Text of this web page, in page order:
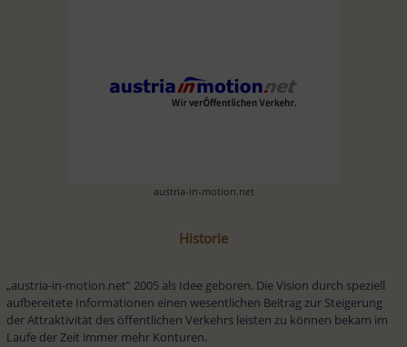
austria-in-motion.net
Historie
„austria-in-motion.net” 2005 als Idee geboren. Die Vision durch speziell
aufbereitete Informationen einen wesentlichen Beitrag zur Steigerung
der Attraktivität des öffentlichen Verkehrs leisten zu können bekam im
Laufe der Zeit immer mehr Konturen.